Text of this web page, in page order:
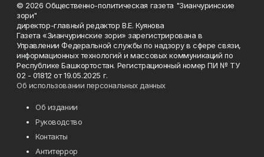
© 2026 Общественно-политическая газета "Зианчуринские
зори"
директор-главный редактор В.Е. Куянова
Газета «Зианчуринские зори» зарегистрирована в
Управлении Федеральной службы по надзору в сфере связи,
информационных технологий и массовых коммуникаций по
Республике Башкортостан. Регистрационный номер ПИ № ТУ
02 - 01812 от 19.05.2025 г.
Об использовании персональных данных
Об издании
Руководство
Контакты
Антитеррор